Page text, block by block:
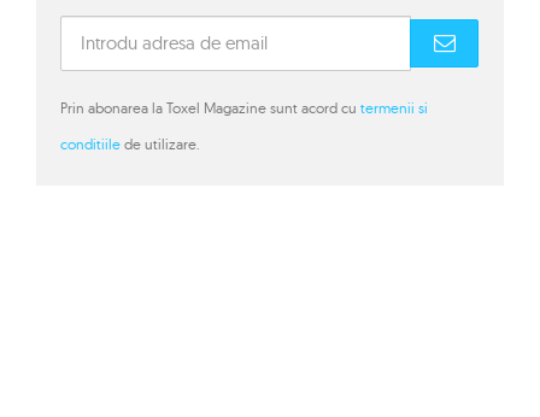
Prin abonarea la Toxel Magazine sunt acord cu termenii si
conditiile de utilizare.